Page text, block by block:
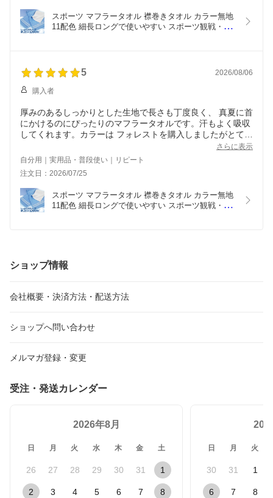
スポーツ マフラータオル 襟巻きタオル カラー無地
11配色 細長ロングで使いやすい スポーツ観戦・運
5 2026/08/06
購入者
厚みのあるしっかりとした生地で長さも丁度良く、 真夏に首
にかけるのにぴったりのマフラータオルです。汗もよく吸収
してくれます。カラーは フォレストを購入しましたがとても
綺麗なグリーンです。ただ 濃い色はどうしても 糸くず など
が目立ちますのでコロコロが欠かせません。
さらに表示
自分用｜実用品・普段使い｜リピート
注文日：2026/07/25
スポーツ マフラータオル 襟巻きタオル カラー無地
11配色 細長ロングで使いやすい スポーツ観戦・運
ショップ情報
会社概要・決済方法・配送方法
ショップへ問い合わせ
メルマガ登録・変更
受注・発送カレンダー
2026年8月
日 月 火 水 木 金 土
26 27 28 29 30 31 1
2 3 4 5 6 7 8
日 月 火
30 31 1
6 7 8